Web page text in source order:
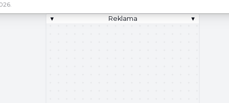
▾
Reklama ▾